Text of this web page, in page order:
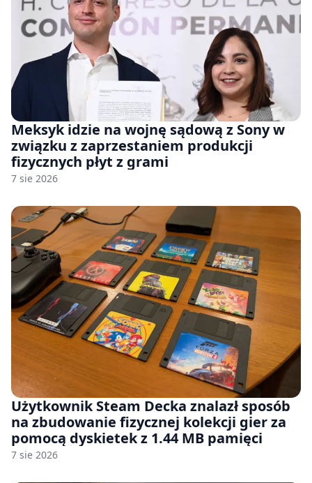
Meksyk idzie na wojnę sądową z Sony w
związku z zaprzestaniem produkcji
fizycznych płyt z grami
7 sie 2026
Użytkownik Steam Decka znalazł sposób
na zbudowanie fizycznej kolekcji gier za
pomocą dyskietek z 1.44 MB pamięci
7 sie 2026